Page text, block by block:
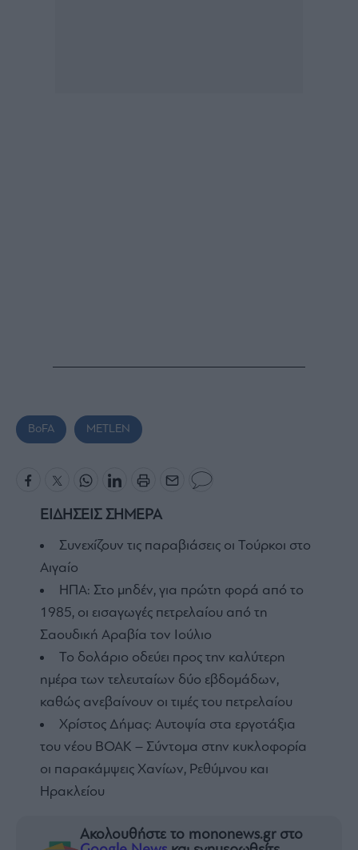
BoFA METLEN
ΕΙΔΗΣΕΙΣ ΣΗΜΕΡΑ
Συνεχίζουν τις παραβιάσεις οι Τούρκοι στο
Αιγαίο
ΗΠΑ: Στο μηδέν, για πρώτη φορά από το
1985, οι εισαγωγές πετρελαίου από τη
Σαουδική Αραβία τον Ιούλιο
Το δολάριο οδεύει προς την καλύτερη
ημέρα των τελευταίων δύο εβδομάδων,
καθώς ανεβαίνουν οι τιμές του πετρελαίου
Χρίστος Δήμας: Αυτοψία στα εργοτάξια
του νέου ΒΟΑΚ – Σύντομα στην κυκλοφορία
οι παρακάμψεις Χανίων, Ρεθύμνου και
Ηρακλείου
Ακολουθήστε το mononews.gr στο